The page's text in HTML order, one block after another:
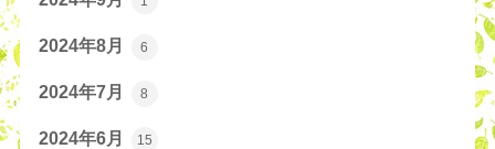
2024年8月 6
2024年7月 8
2024年6月 15